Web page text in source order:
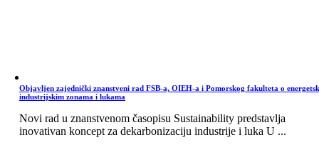
Objavljen zajednički znanstveni rad FSB-a, OIEH-a i Pomorskog fakulteta o
industrijskim zonama i lukama
Novi rad u znanstvenom časopisu Sustainability predstavlja
inovativan koncept za dekarbonizaciju industrije i luka U ...